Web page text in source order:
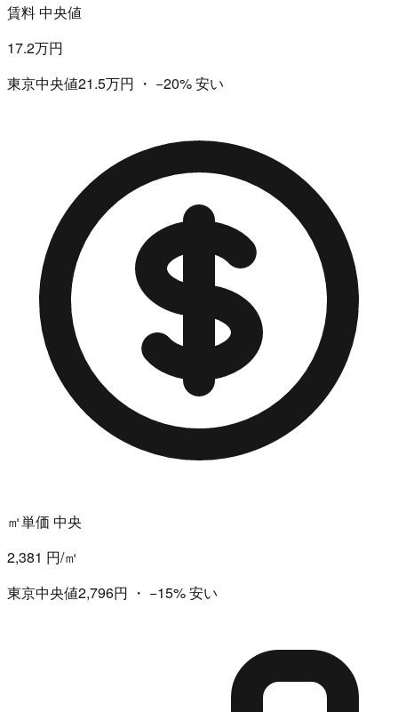
賃料 中央値
17.2万円
東京中央値21.5万円 ・ −20%安い
㎡単価 中央
2,381 円/㎡
東京中央値2,796円 ・ −15%安い